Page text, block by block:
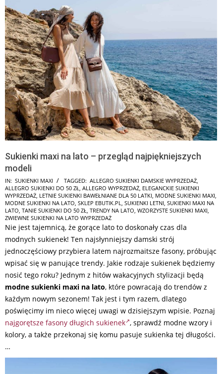
Sukienki maxi na lato – przegląd najpiękniejszych
modeli
2026-
07-
02
IN: SUKIENKI MAXI TAGGED: ALLEGRO SUKIENKI DAMSKIE WYPRZEDAŻ,
ALLEGRO SUKIENKI DO 50 ZŁ, ALLEGRO WYPRZEDAŻ, ELEGANCKIE SUKIENKI
WYPRZEDAŻ, LETNIE SUKIENKI BAWEŁNIANE DLA 50 LATKI, MODNE SUKIENKI MAXI,
MODNE SUKIENKI NA LATO, SKLEP EBUTIK.PL, SUKIENKI LETNI, SUKIENKI MAXI NA
LATO, TANIE SUKIENKI DO 50 ZŁ, TRENDY NA LATO, WZORZYSTE SUKIENKI MAXI,
ZWIEWNE SUKIENKI NA LATO WYPRZEDAŻ
Nie jest tajemnicą, że gorące lato to doskonały czas dla
modnych sukienek! Ten najsłynniejszy damski strój
jednoczęściowy przybiera latem najrozmaitsze fasony, próbując
wpisać się w panujące trendy. Jakie rodzaje sukienek będziemy
nosić tego roku? Jednym z hitów wakacyjnych stylizacji będą
modne sukienki maxi na lato, które powracają do trendów z
każdym nowym sezonem! Tak jest i tym razem, dlatego
poświęcimy im nieco więcej uwagi w dzisiejszym wpisie. Poznaj
najgorętsze fasony długich sukienek , sprawdź modne wzory i
kolory, a także przekonaj się komu pasuje sukienka tej długości.
…